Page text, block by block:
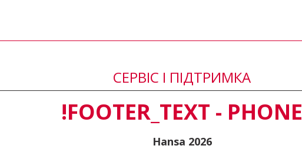
СЕРВІС І ПІДТРИМКА
!FOOTER_TEXT - PHONE
Hansa 2026